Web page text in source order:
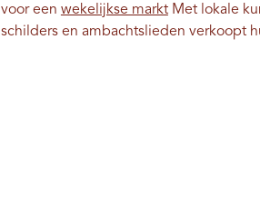
een wekelijkse marktMet lokale
en ambachtslieden verkoopt